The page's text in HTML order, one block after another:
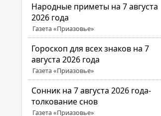
Народные приметы на 7 августа
2026 года
Газета «Приазовье»
Гороскоп для всех знаков на 7
августа 2026 года
Газета «Приазовье»
Сонник на 7 августа 2026 года-
толкование снов
Газета «Приазовье»